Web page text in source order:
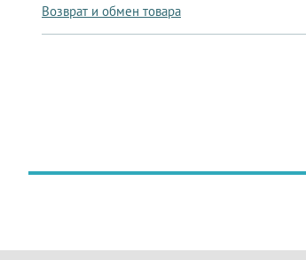
Возврат и обмен товара